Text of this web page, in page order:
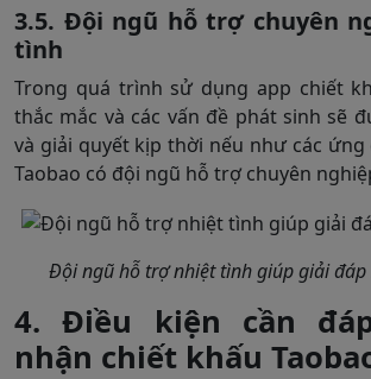
3.5. Đội ngũ hỗ trợ chuyên
tình
Trong quá trình sử dụng app chiết
thắc mắc và các vấn đề phát sinh sẽ
và giải quyết kịp thời nếu như các
Taobao có đội ngũ hỗ trợ chuyên
Đội ngũ hỗ trợ nhiệt tình giúp giải
4. Điều kiện cần
nhận chiết khấu